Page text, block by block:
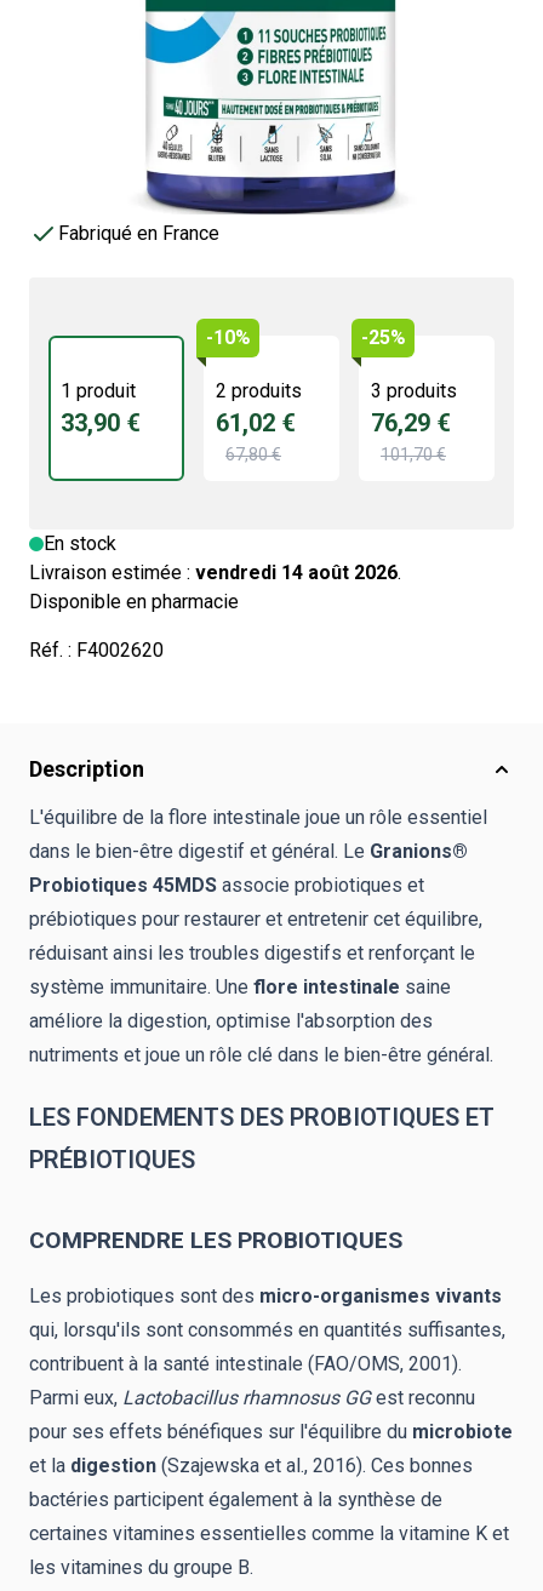
Equilibre de la flore intestinale
33,90 € 4.4/5 -25 avis
Soulage les inconforts digestifs
Réensemencements de la flore
Protège de l'acidité gastrique
Fabriqué en France
1 produit
33,90 €
-10%
2 produits
61,02 €
67,80 €
-25%
3 produits
76,29 €
101,70 €
En stock
Livraison estimée : vendredi 14 août 2026.
Disponible en pharmacie
Réf. : F4002620
Description
L'équilibre de la flore intestinale joue un rôle essentiel
dans le bien-être digestif et général. Le Granions®
Probiotiques 45MDS associe probiotiques et
prébiotiques pour restaurer et entretenir cet équilibre,
réduisant ainsi les troubles digestifs et renforçant le
système immunitaire. Une flore intestinale saine
améliore la digestion, optimise l'absorption des
nutriments et joue un rôle clé dans le bien-être général.
LES FONDEMENTS DES PROBIOTIQUES ET
PRÉBIOTIQUES
COMPRENDRE LES PROBIOTIQUES
Les probiotiques sont des micro-organismes vivants
qui, lorsqu'ils sont consommés en quantités suffisantes,
contribuent à la santé intestinale (FAO/OMS, 2001).
Parmi eux, Lactobacillus rhamnosus GGest reconnu
pour ses effets bénéfiques sur l'équilibre du microbiote
et la digestion (Szajewska et al., 2016). Ces bonnes
bactéries participent également à la synthèse de
certaines vitamines essentielles comme la vitamine K et
les vitamines du groupe B.